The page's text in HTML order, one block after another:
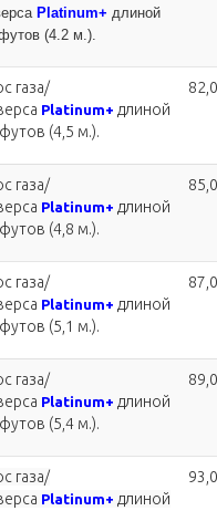
Platinum+ длиной
(4.2 м.).
газа/
Platinum+ длиной
(4,5 м.).
газа/
Platinum+ длиной
(4,8 м.).
газа/
Platinum+ длиной
(5,1 м.).
газа/
Platinum+ длиной
(5,4 м.).
газа/
Platinum+ длиной